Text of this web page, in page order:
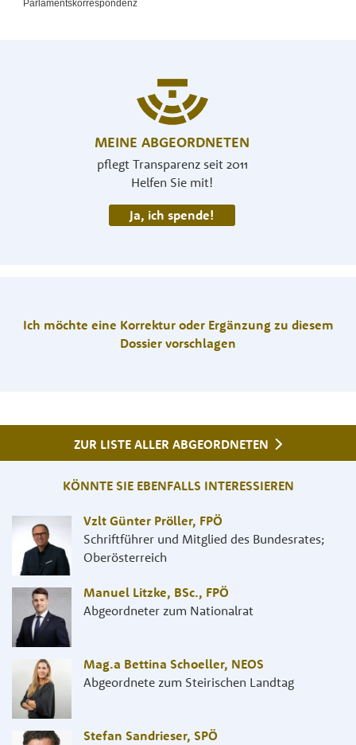
MEINE ABGEORDNETEN
pflegt Transparenz seit 2011
Helfen Sie mit!
Ja, ich spende!
Ich möchte eine Korrektur oder Ergänzung zu diesem
Dossier vorschlagen
ZUR LISTE ALLER ABGEORDNETEN
KÖNNTE SIE EBENFALLS INTERESSIEREN
Vzlt Günter Pröller, FPÖ
Schriftführer und Mitglied des Bundesrates;
Oberösterreich
Manuel Litzke, BSc., FPÖ
Abgeordneter zum Nationalrat
Mag.a Bettina Schoeller, NEOS
Abgeordnete zum Steirischen Landtag
Stefan Sandrieser, SPÖ